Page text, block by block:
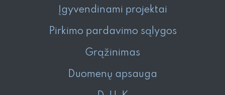
Įgyvendinami projektai
Pirkimo pardavimo sąlygos
Grąžinimas
Duomenų apsauga